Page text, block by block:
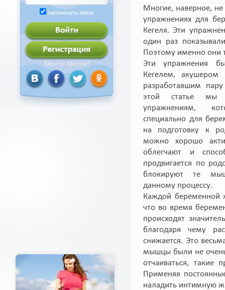
запомнить меня
Забыли пароль?
Многие, наверное,
упражнениях для
Кегеля. Эти
один раз
Поэтому именно они
Эти упражнения
Кегелем,
разработавшим
этой статье мы
упражнениям,
специально для
на подготовку к
можно хорошо
облегчают и
продвигается по
блокируют те
данному процессу.
Каждой беременной
что во время
происходят
благодаря чему
снижается. Это
мышцы были не
отчаиваться,
Применяя
наладить интимную